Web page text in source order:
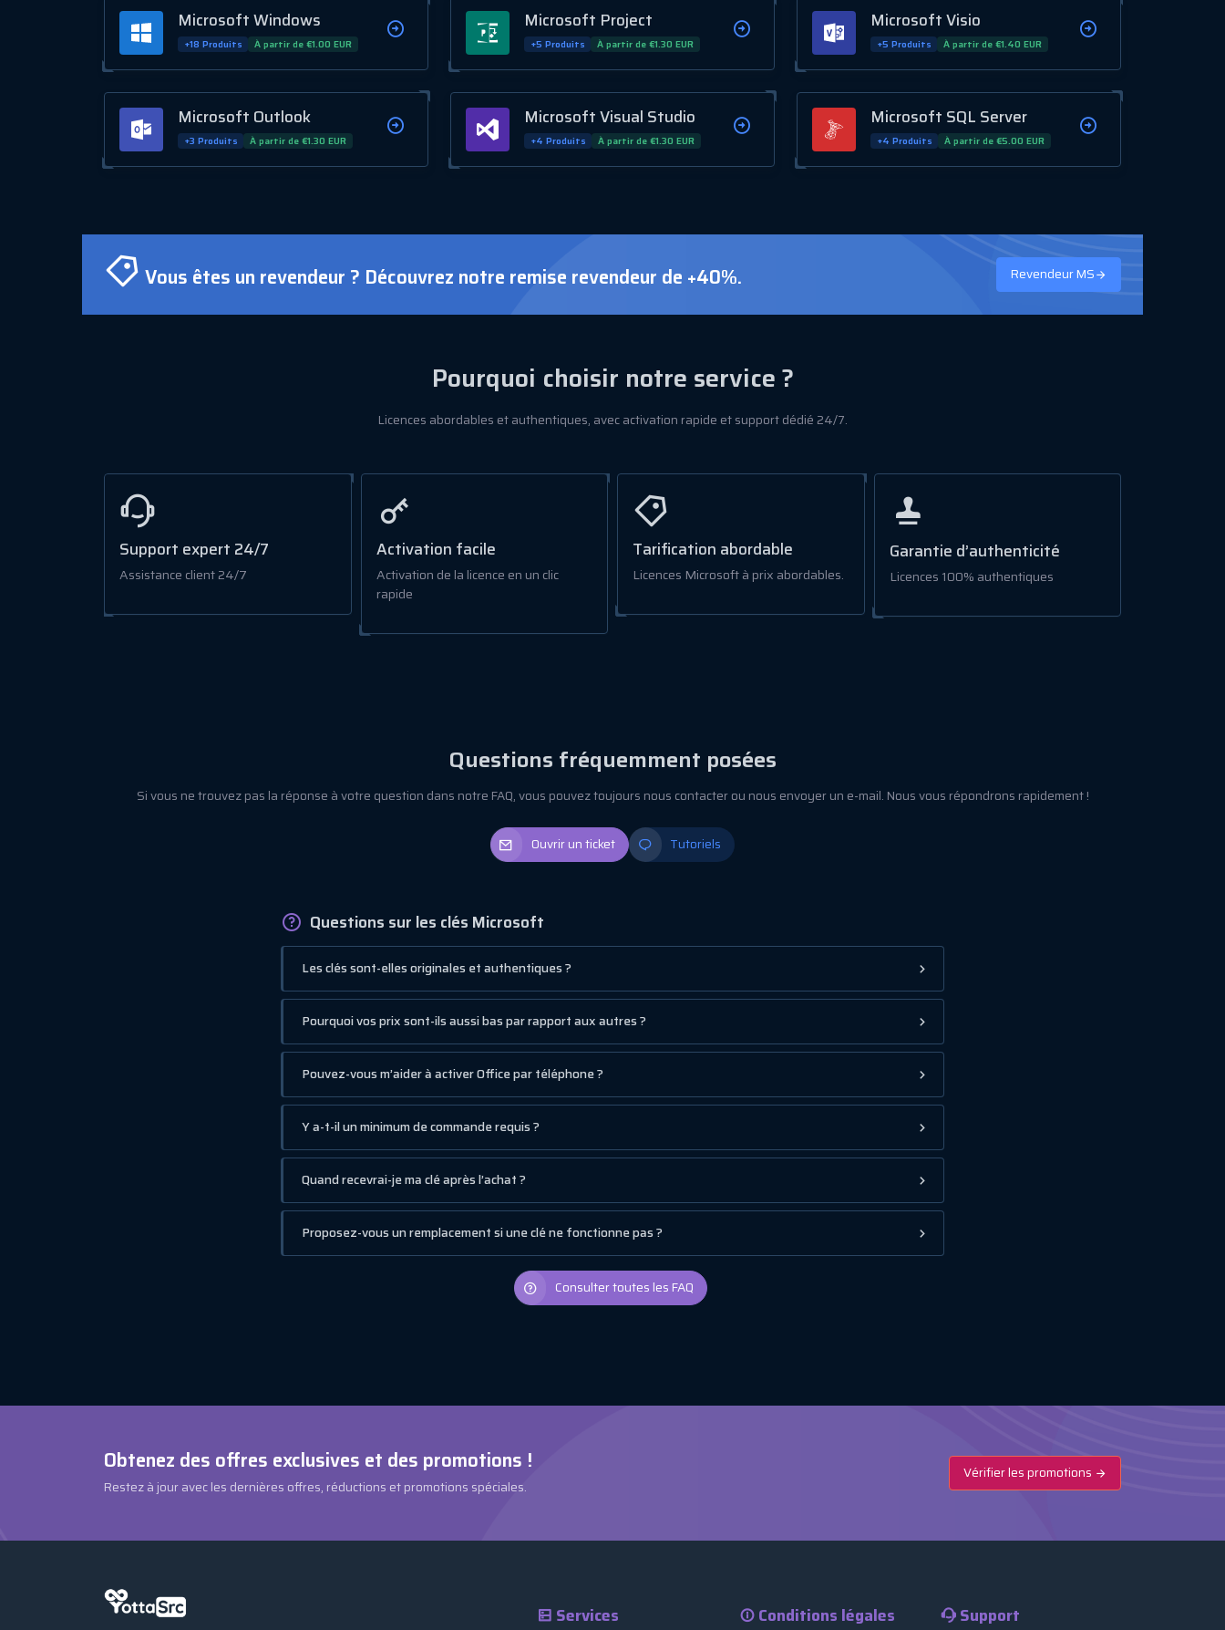
Microsoft Windows
+18 Produits À partir de €1.00 EUR
Microsoft Project
+5 Produits À partir de €1.30 EUR
Microsoft Visio
+5 Produits À partir de €1.40 EUR
Microsoft Outlook
+3 Produits À partir de €1.30 EUR
Microsoft Visual Studio
+4 Produits À partir de €1.30 EUR
Microsoft SQL Server
+4 Produits À partir de €5.00 EUR
Vous êtes un revendeur ? Découvrez notre remise revendeur de +40%. Revendeur MS
Pourquoi choisir notre service ?
Licences abordables et authentiques, avec activation rapide et support dédié 24/7.
Support expert 24/7
Assistance client 24/7
Activation facile
Activation de la licence en un clic
rapide
Tarification abordable
Licences Microsoft à prix abordables.
Garantie d’authenticité
Licences 100% authentiques
Questions fréquemment posées
Si vous ne trouvez pas la réponse à votre question dans notre FAQ, vous pouvez toujours nous contacter ou nous envoyer un e-mail. Nous vous répondrons rapidement !
Ouvrir un ticket Tutoriels
Questions sur les clés Microsoft
Les clés sont-elles originales et authentiques ?
Pourquoi vos prix sont-ils aussi bas par rapport aux autres ?
Pouvez-vous m’aider à activer Office par téléphone ?
Y a-t-il un minimum de commande requis ?
Quand recevrai-je ma clé après l’achat ?
Proposez-vous un remplacement si une clé ne fonctionne pas ?
Consulter toutes les FAQ
Obtenez des offres exclusives et des promotions !
Restez à jour avec les dernières offres, réductions et promotions spéciales.
Vérifier les promotions
Services Conditions légales Support